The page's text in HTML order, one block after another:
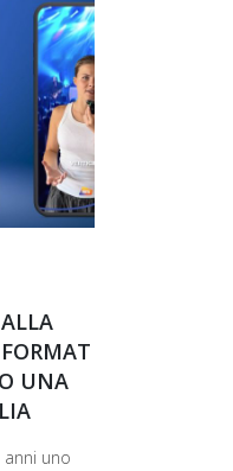
UNA
uno